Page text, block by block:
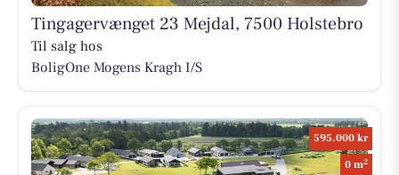
Tingagervænget 23 Mejdal, 7500 Holstebro
Til salg hos
BoligOne Mogens Kragh I/S
595.000 kr
0 m2